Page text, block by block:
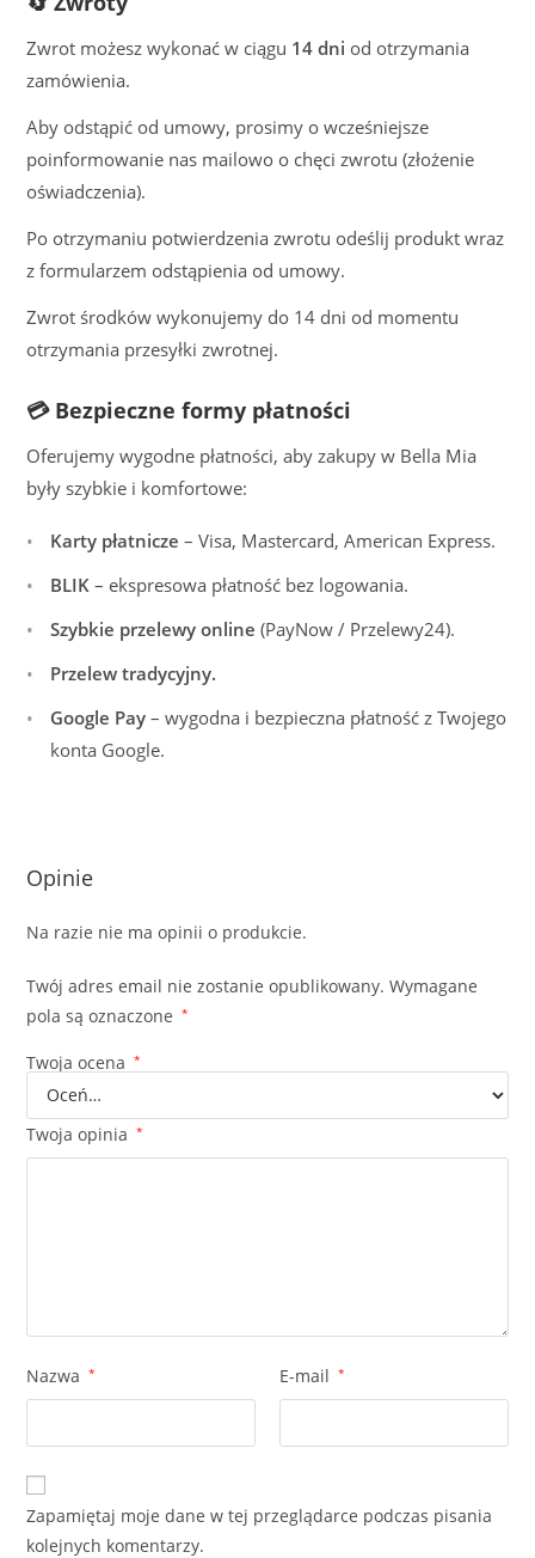
Zwrot możesz wykonać w ciągu 14 dni od otrzymania
zamówienia.
Aby odstąpić od umowy, prosimy o wcześniejsze
poinformowanie nas mailowo o chęci zwrotu (złożenie
oświadczenia).
Po otrzymaniu potwierdzenia zwrotu odeślij produkt wraz
z formularzem odstąpienia od umowy.
Zwrot środków wykonujemy do 14 dni od momentu
otrzymania przesyłki zwrotnej.
💳 Bezpieczne formy płatności
Oferujemy wygodne płatności, aby zakupy w Bella Mia
były szybkie i komfortowe:
Karty płatnicze – Visa, Mastercard, American Express.
BLIK – ekspresowa płatność bez logowania.
Szybkie przelewy online (PayNow / Przelewy24).
Przelew tradycyjny.
Google Pay – wygodna i bezpieczna płatność z Twojego
konta Google.
Opinie
Na razie nie ma opinii o produkcie.
Twój adres email nie zostanie opublikowany. Wymagane
pola są oznaczone
*
Twoja ocena *
Twoja opinia *
Nazwa * E-mail *
Zapamiętaj moje dane w tej przeglądarce podczas pisania
kolejnych komentarzy.